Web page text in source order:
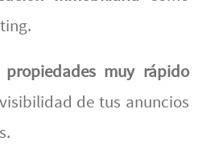
muy rápido
de tus anuncios